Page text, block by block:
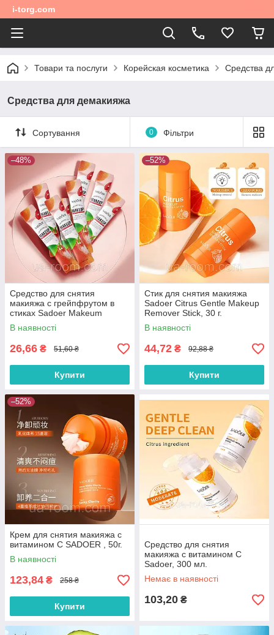
i-torg.com
Товари та послуги Корейская косметика Средства
Средства для демакияжа
Сортування 0 Фільтри
–48%
Средство для снятия
макияжа с грейпфрутом в
стиках Sadoer Makeum
Remover Lotion, 10*5 мл.
В наявності
26,66 ₴ 51,60 ₴
Купити
–52%
Стик для снятия макияжа
Sadoer Citrus Gentle Makeup
Remover Stick, 30 г.
В наявності
44,72 ₴ 92,88 ₴
Купити
–52%
Крем для снятия макияжа с
витамином С SADOER , 50г.
В наявності
123,84 ₴ 258 ₴
Купити
Средство для снятия
макияжа с витамином С
Sadoer, 300 мл.
Немає в наявності
103,20 ₴